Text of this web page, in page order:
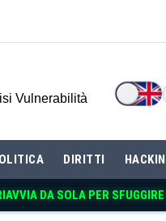
Vulnerabilità
DIRITTI
DA SOLA PER